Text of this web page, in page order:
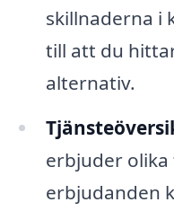
skillnaderna i
till att du
alternativ.
erbjuder
erbjudanden